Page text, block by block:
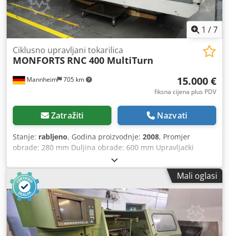
1 /7
Mannheim 705 km
Ciklusno upravljani tokarilica
MONFORTS RNC 400 MultiTurn
15.000 €
fiksna cijena plus PDV
Zatražiti Nazvati
Stanje: rabljeno, Godina proizvodnje: 2008, Promjer
obrade: 280 mm Duljina obrade: 600 mm Upravljački
sustav: Fanuc Series 32i-Model A Promjer obrtaja: 280 mm
Credpfx Acezrzw Selef Duljina obrtaja: 600 mm
Mali oglasi